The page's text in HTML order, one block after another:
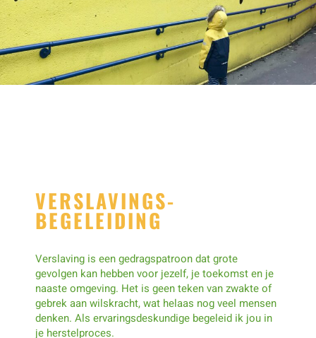
VERSLAVINGS-
BEGELEIDING
Verslaving is een gedragspatroon dat grote
gevolgen kan hebben voor jezelf, je toekomst en je
naaste omgeving. Het is geen teken van zwakte of
gebrek aan wilskracht, wat helaas nog veel mensen
denken. Als ervaringsdeskundige begeleid ik jou in
je herstelproces.